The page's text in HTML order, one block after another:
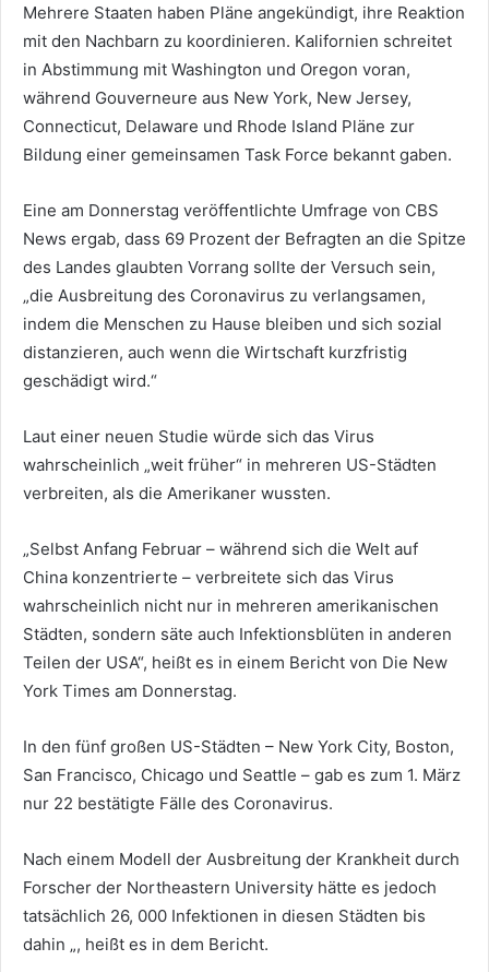
Mehrere Staaten haben Pläne angekündigt, ihre Reaktion
mit den Nachbarn zu koordinieren. Kalifornien schreitet
in Abstimmung mit Washington und Oregon voran,
während Gouverneure aus New York, New Jersey,
Connecticut, Delaware und Rhode Island Pläne zur
Bildung einer gemeinsamen Task Force bekannt gaben.
Eine am Donnerstag veröffentlichte Umfrage von CBS
News ergab, dass 69 Prozent der Befragten an die Spitze
des Landes glaubten Vorrang sollte der Versuch sein,
„die Ausbreitung des Coronavirus zu verlangsamen,
indem die Menschen zu Hause bleiben und sich sozial
distanzieren, auch wenn die Wirtschaft kurzfristig
geschädigt wird.“
Laut einer neuen Studie würde sich das Virus
wahrscheinlich „weit früher“ in mehreren US-Städten
verbreiten, als die Amerikaner wussten.
„Selbst Anfang Februar – während sich die Welt auf
China konzentrierte – verbreitete sich das Virus
wahrscheinlich nicht nur in mehreren amerikanischen
Städten, sondern säte auch Infektionsblüten in anderen
Teilen der USA“, heißt es in einem Bericht von Die New
York Times am Donnerstag.
In den fünf großen US-Städten – New York City, Boston,
San Francisco, Chicago und Seattle – gab es zum 1. März
nur 22 bestätigte Fälle des Coronavirus.
Nach einem Modell der Ausbreitung der Krankheit durch
Forscher der Northeastern University hätte es jedoch
tatsächlich 26, 000 Infektionen in diesen Städten bis
dahin „, heißt es in dem Bericht.